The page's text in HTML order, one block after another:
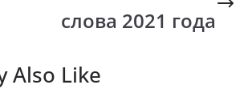
слова 2021 года
Also Like